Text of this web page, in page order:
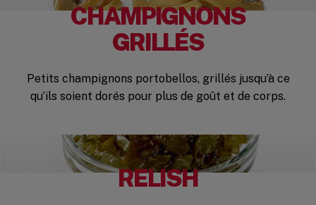
CHAMPIGNONS
GRILLÉS
Petits champignons portobellos, grillés jusqu’à ce
qu’ils soient dorés pour plus de goût et de corps.
RELISH